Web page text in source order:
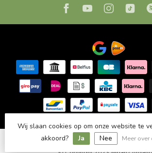
© Copyright 2023 Mpariz
Wij slaan cookies op om onze website te
akkoord?
Ja Nee
Meer over
Wij slaan cookies op om onze website te
akkoord?
Ja Nee Meer over